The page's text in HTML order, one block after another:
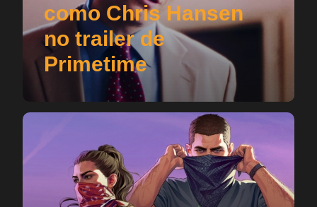
como Chris Hansen
no trailer de
Primetime